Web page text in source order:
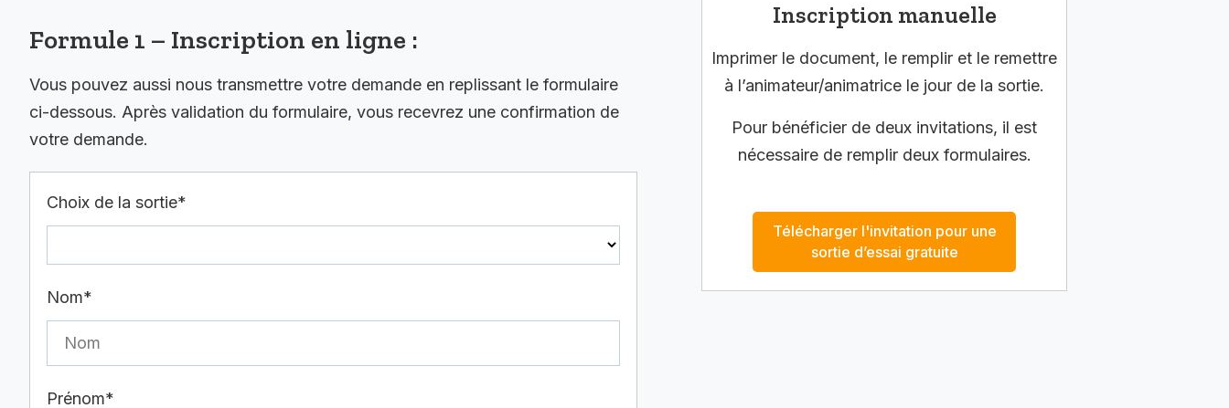
Formule 1 – Inscription en ligne :
Vous pouvez aussi nous transmettre votre demande en replissant le formulaire
ci-dessous. Après validation du formulaire, vous recevrez une confirmation de
votre demande.
Choix de la sortie*
Nom*
Prénom*
Inscription manuelle
Imprimer le document, le remplir et le remettre
à l’animateur/animatrice le jour de la sortie.
Pour bénéficier de deux invitations, il est
nécessaire de remplir deux formulaires.
Télécharger l'invitation pour une
sortie d’essai gratuite